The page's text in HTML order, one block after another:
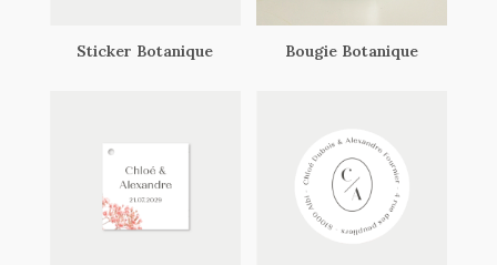
Sticker Botanique Bougie Botanique